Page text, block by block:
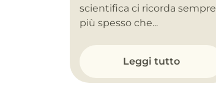
scientifica ci ricorda sempre
più spesso che...
Leggi tutto